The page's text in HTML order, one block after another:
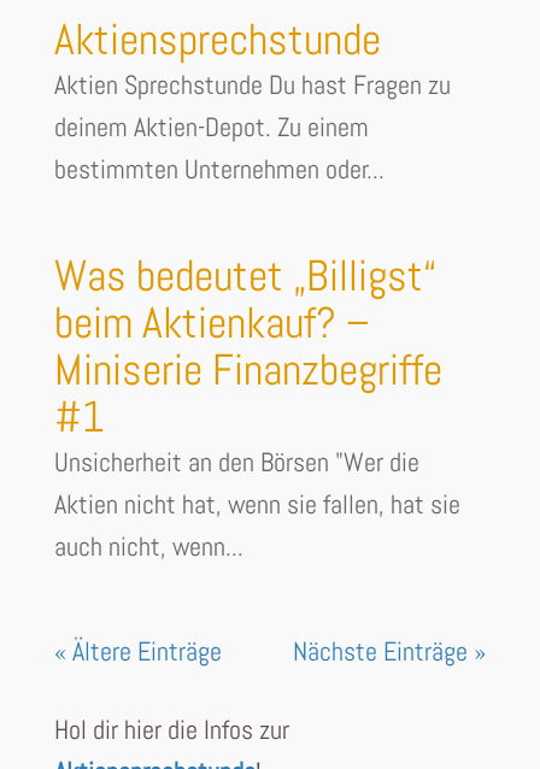
Aktiensprechstunde
Aktien Sprechstunde Du hast Fragen zu
deinem Aktien-Depot. Zu einem
bestimmten Unternehmen oder...
Was bedeutet „Billigst“
beim Aktienkauf? –
Miniserie Finanzbegriffe
#1
Unsicherheit an den Börsen "Wer die
Aktien nicht hat, wenn sie fallen, hat sie
auch nicht, wenn...
« Ältere Einträge Nächste Einträge »
Hol dir hier die Infos zur